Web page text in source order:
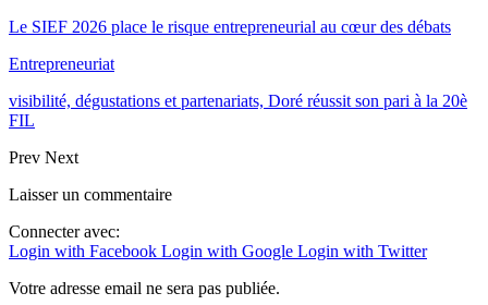
Le SIEF 2026 place le risque entrepreneurial au cœur des débats
Entrepreneuriat
visibilité, dégustations et partenariats, Doré réussit son pari à la 20è
FIL
Prev Next
Laisser un commentaire
Connecter avec:
Login with Facebook Login with Google Login with Twitter
Votre adresse email ne sera pas publiée.